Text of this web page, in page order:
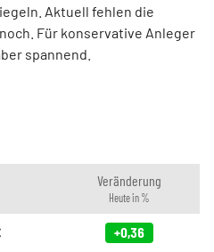
Aktuell fehlen die
Für konservative Anleger
spannend.
Veränderung
Heute in %
+0,36